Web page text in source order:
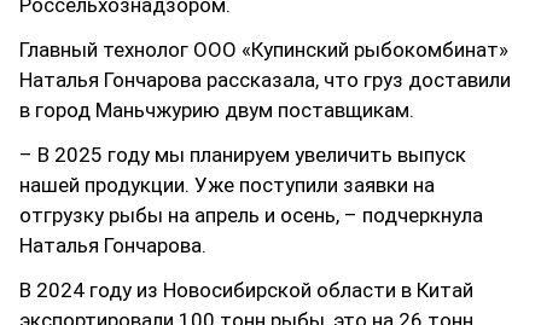
Россельхознадзором.
Главный технолог ООО «Купинский рыбокомбинат»
Наталья Гончарова рассказала, что груз доставили
в город Маньчжурию двум поставщикам.
– В 2025 году мы планируем увеличить выпуск
нашей продукции. Уже поступили заявки на
отгрузку рыбы на апрель и осень, – подчеркнула
Наталья Гончарова.
В 2024 году из Новосибирской области в Китай